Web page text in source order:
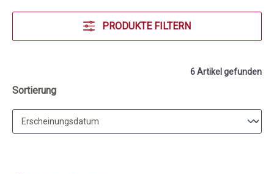
PRODUKTE FILTERN
6 Artikel gefunden
Sortierung